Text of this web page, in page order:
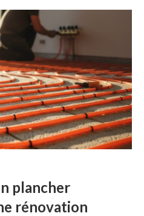
plancher
rénovation